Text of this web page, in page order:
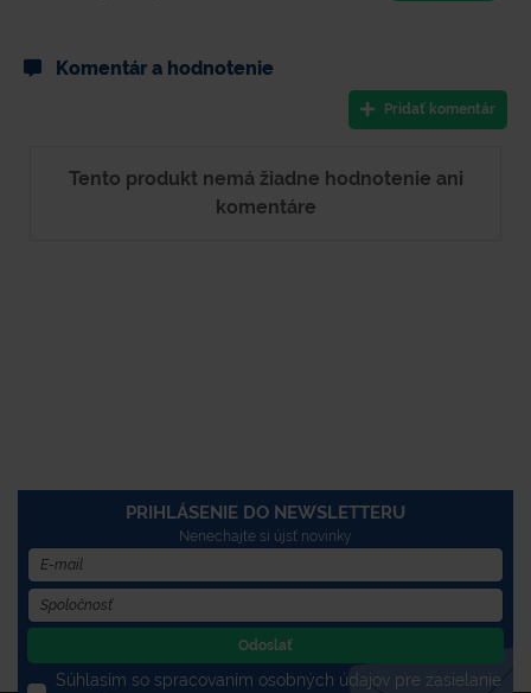
Komentár a hodnotenie
Pridať komentár
Tento produkt nemá žiadne hodnotenie ani
komentáre
PRIHLÁSENIE DO NEWSLETTERU
Nenechajte si újsť novinky
Odoslať
Súhlasím so spracovaním osobných údajov pre zasielanie